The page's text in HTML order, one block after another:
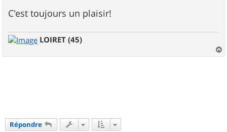
g
e
C'est toujours un plaisir!
LOIRET (45)
a
Répondre